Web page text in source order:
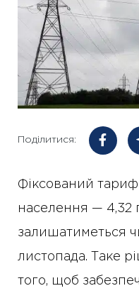
Поділитися:
Фіксований
населення — 4,32
залишатиметься
листопада. Таке
того, щоб